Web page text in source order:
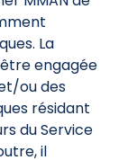
La
engagée
ou des
résidant
du Service
il